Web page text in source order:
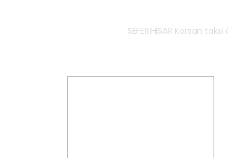
SEFERİHİSAR Korsan